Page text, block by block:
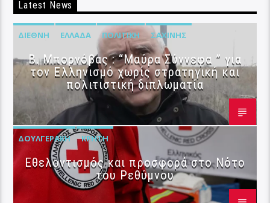
Latest News
ΔΙΕΘΝΉ ΕΛΛΆΔΑ ΠΟΛΙΤΙΚΉ ΣΑΧΊΝΗΣ
B. Μπορνόβας : “Μαύρα Σύννεφα ” για
τον Ελληνισμό χωρίς στρατηγική και
πολιτιστική διπλωματία
ΔΟΥΛΓΕΡΆΚΗ ΚΡΉΤΗ
Εθελοντισμός και προσφορά στο Νότο
του Ρεθύμνου